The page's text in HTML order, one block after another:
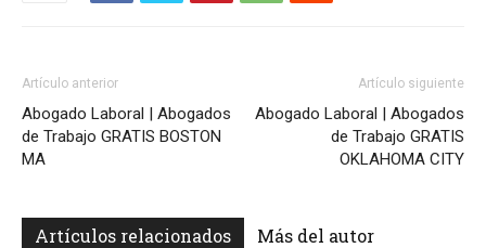
Artículo anterior
Abogado Laboral | Abogados
de Trabajo GRATIS BOSTON
MA
Artículo siguiente
Abogado Laboral | Abogados
de Trabajo GRATIS
OKLAHOMA CITY
Artículos relacionados Más del autor